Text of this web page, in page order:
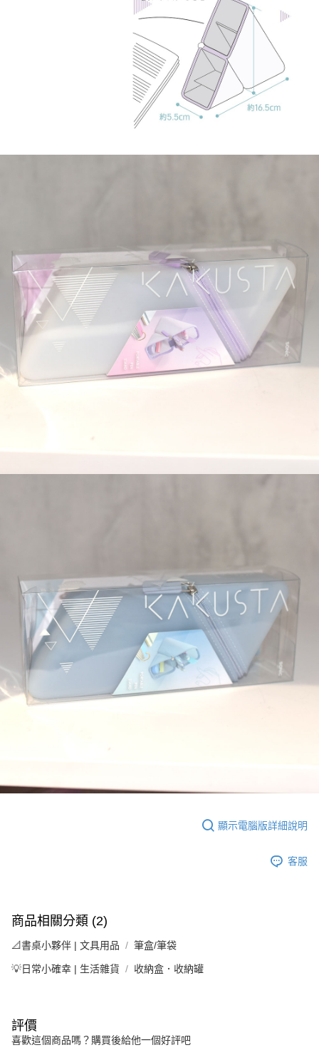
顯示電腦版詳細說明
客服
商品相關分類 (2)
📐書桌小夥伴 | 文具用品 筆盒/筆袋
💡日常小確幸 | 生活雜貨 收納盒．收納罐
評價
喜歡這個商品嗎？購買後給他一個好評吧